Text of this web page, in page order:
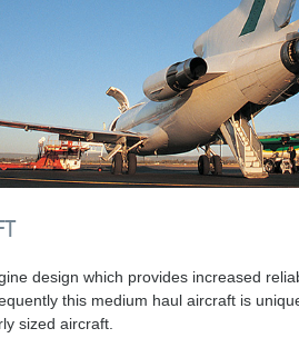
design which provides increased
this medium haul aircraft is
sized aircraft.